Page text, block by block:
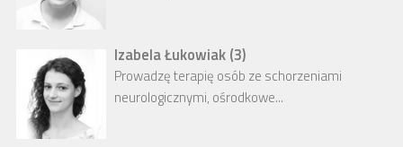
Izabela Łukowiak (3)
Prowadzę terapię osób ze schorzeniami
neurologicznymi, ośrodkowe...